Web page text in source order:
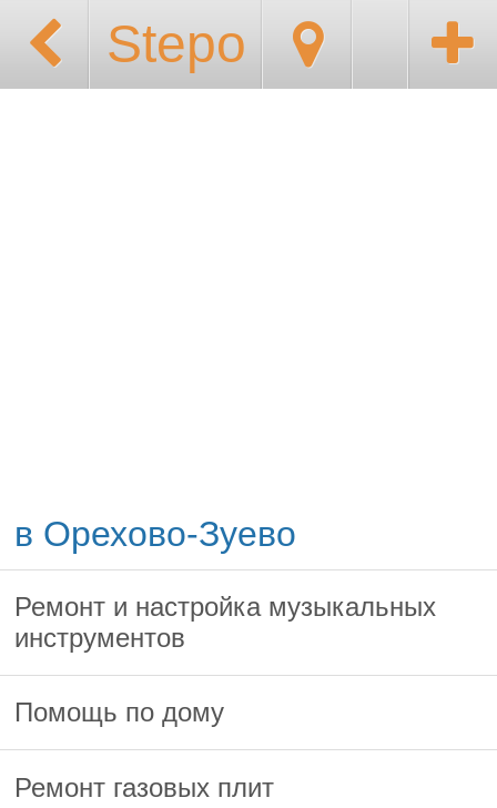
Stepo
в Орехово-Зуево
Ремонт и настройка музыкальных
инструментов
Помощь по дому
Ремонт газовых плит